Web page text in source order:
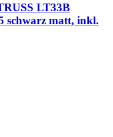
LT33B
schwarz matt, inkl.